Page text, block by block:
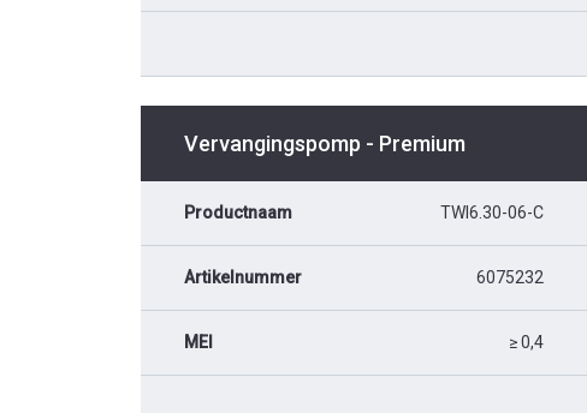
Vervangingspomp - Premium
Productnaam TWI6.30-06-C
Artikelnummer 6075232
MEI ≥ 0,4